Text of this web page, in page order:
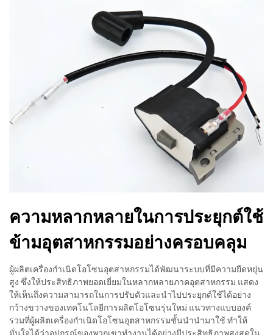
ความหลากหลายในการประยุกต์ใช้
ข้ามอุตสาหกรรมอย่างครอบคลุม
ผู้ผลิตเครื่องกำเนิดโอโซนอุตสาหกรรมได้พัฒนาระบบที่มีความยืดหยุ่น
สูง ซึ่งให้ประสิทธิภาพยอดเยี่ยมในหลากหลายภาคอุตสาหกรรม แสดง
ให้เห็นถึงความสามารถในการปรับตัวและนำไปประยุกต์ใช้ได้อย่าง
กว้างขวางของเทคโนโลยีการผลิตโอโซนรุ่นใหม่ แนวทางแบบองค์
รวมที่ผู้ผลิตเครื่องกำเนิดโอโซนอุตสาหกรรมชั้นนำนำมาใช้ ทำให้